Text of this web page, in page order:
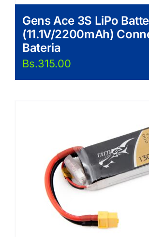
Gens Ace 3S LiPo
(11.1V/2200mAh)
Bateria
Bs.315.00